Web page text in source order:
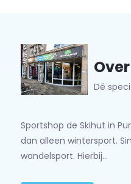
Dé
Sportshop de Skihut in
dan alleen wintersport.
wandelsport. Hierbij...